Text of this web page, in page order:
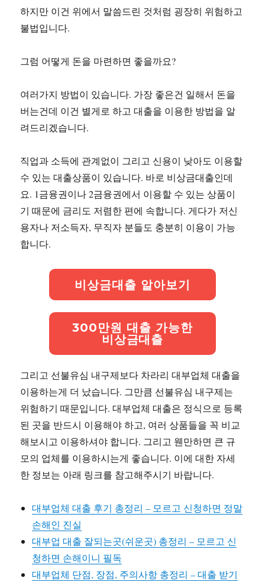
하지만 이건 위에서 말씀드린 것처럼 굉장히 위험하고
불법입니다.
그럼 어떻게 돈을 마련하면 좋을까요?
여러가지 방법이 있습니다. 가장 좋은건 일해서 돈을
버는건데 이건 별게로 하고 대출을 이용한 방법을 알
려드리겠습니다.
직업과 소득에 관계없이 그리고 신용이 낮아도 이용할
수 있는 대출상품이 있습니다. 바로 비상금대출인데
요. 1금융권이나 2금융권에서 이용할 수 있는 상품이
기 때문에 금리도 저렴한 편에 속합니다. 게다가 저신
용자나 저소득자, 무직자 분들도 충분히 이용이 가능
합니다.
비상금대출 알아보기
300만원 대출 가능한
비상금대출
그리고 선불유심 내구제보다 차라리 대부업체 대출을
이용하는게 더 났습니다. 그만큼 선불유심 내구제는
위험하기 때문입니다. 대부업체 대출은 정식으로 등록
된 곳을 반드시 이용해야 하고, 여러 상품들을 꼭 비교
해보시고 이용하셔야 합니다. 그리고 웬만하면 큰 규
모의 업체를 이용하시는게 좋습니다. 이에 대한 자세
한 정보는 아래 링크를 참고해주시기 바랍니다.
대부업체 대출 후기 총정리 – 모르고 신청하면 정말
손해인 진실
대부업 대출 잘되는곳(쉬운곳) 총정리 – 모르고 신
청하면 손해이니 필독
대부업체 단점, 장점, 주의사항 총정리 – 대출 받기